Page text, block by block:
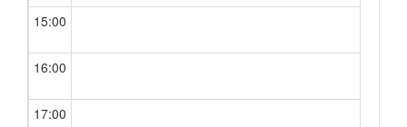
15:00
16:00
17:00